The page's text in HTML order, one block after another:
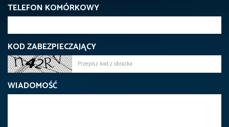
TELEFON KOMÓRKOWY
KOD ZABEZPIECZAJĄCY
WIADOMOŚĆ